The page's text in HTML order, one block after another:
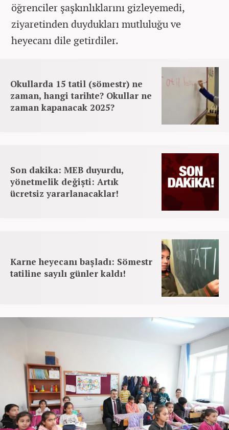
öğrenciler şaşkınlıklarını gizleyemedi,
ziyaretinden duydukları mutluluğu ve
heyecanı dile getirdiler.
Okullarda 15 tatil (sömestr) ne
zaman, hangi tarihte? Okullar ne
zaman kapanacak 2025?
Son dakika: MEB duyurdu,
yönetmelik değişti: Artık
ücretsiz yararlanacaklar!
Karne heyecanı başladı: Sömestr
tatiline sayılı günler kaldı!